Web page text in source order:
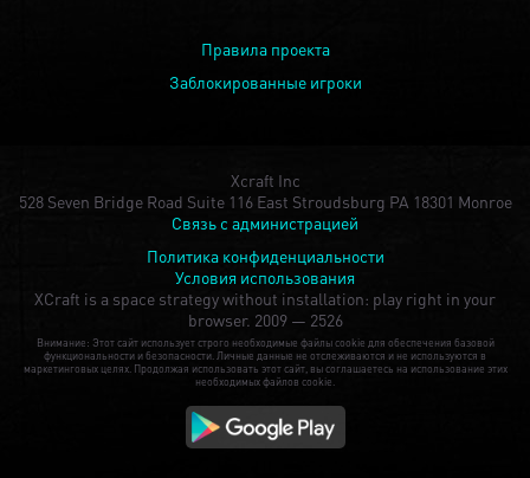
Правила проекта
Заблокированные игроки
Xcraft Inc
528 Seven Bridge Road Suite 116 East Stroudsburg PA 18301 Monroe
Связь с администрацией
Политика конфиденциальности
Условия использования
XCraft is a space strategy without installation: play right in your
browser. 2009 — 2526
Внимание: Этот сайт использует строго необходимые файлы cookie для обеспечения базовой
функциональности и безопасности. Личные данные не отслеживаются и не используются в
маркетинговых целях. Продолжая использовать этот сайт, вы соглашаетесь на использование этих
необходимых файлов cookie.